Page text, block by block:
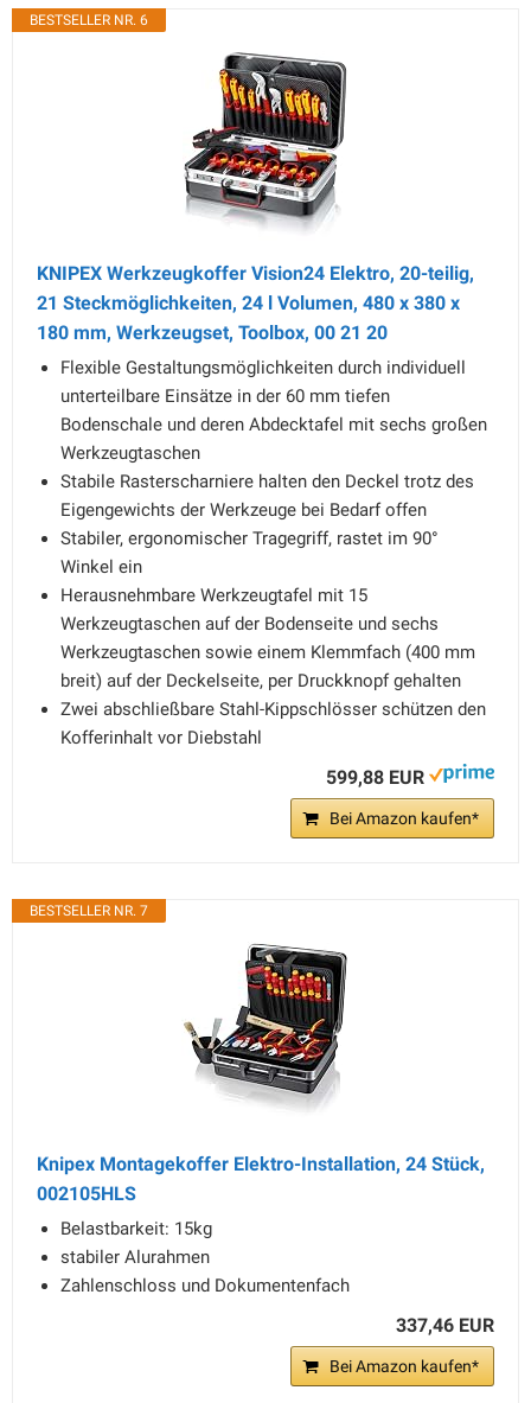
BESTSELLER NR. 6
KNIPEX Werkzeugkoffer Vision24 Elektro, 20-teilig,
21 Steckmöglichkeiten, 24 l Volumen, 480 x 380 x
180 mm, Werkzeugset, Toolbox, 00 21 20
Flexible Gestaltungsmöglichkeiten durch individuell
unterteilbare Einsätze in der 60 mm tiefen
Bodenschale und deren Abdecktafel mit sechs großen
Werkzeugtaschen
Stabile Rasterscharniere halten den Deckel trotz des
Eigengewichts der Werkzeuge bei Bedarf offen
Stabiler, ergonomischer Tragegriff, rastet im 90°
Winkel ein
Herausnehmbare Werkzeugtafel mit 15
Werkzeugtaschen auf der Bodenseite und sechs
Werkzeugtaschen sowie einem Klemmfach (400 mm
breit) auf der Deckelseite, per Druckknopf gehalten
Zwei abschließbare Stahl-Kippschlösser schützen den
Kofferinhalt vor Diebstahl
599,88 EUR
Bei Amazon kaufen*
BESTSELLER NR. 7
Knipex Montagekoffer Elektro-Installation, 24 Stück,
002105HLS
Belastbarkeit: 15kg
stabiler Alurahmen
Zahlenschloss und Dokumentenfach
337,46 EUR
Bei Amazon kaufen*